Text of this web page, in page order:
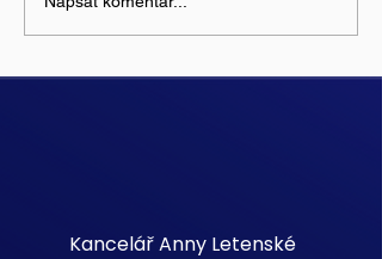
Kancelář Anny Letenské